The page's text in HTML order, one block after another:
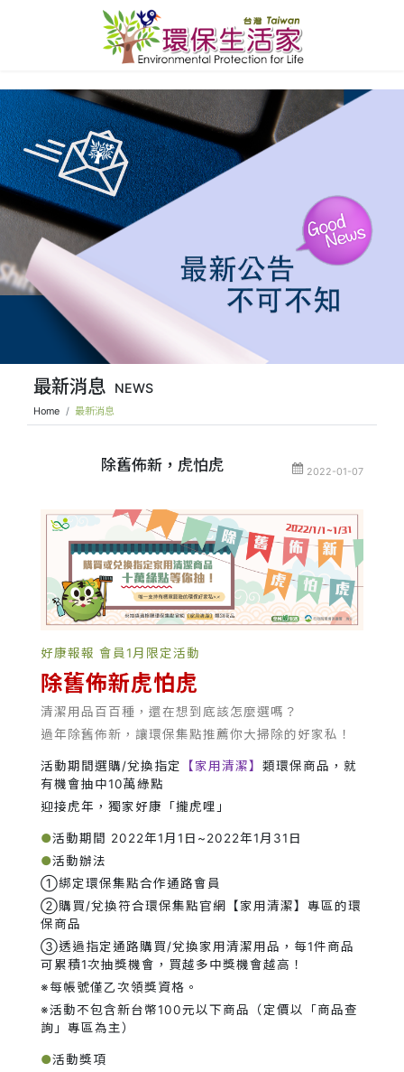
最新消息 NEWS
Home 最新消息
除舊佈新，虎怕虎 2022-01-07
好康報報 會員1月限定活動
除舊佈新虎怕虎
清潔用品百百種，還在想到底該怎麼選嗎？
過年除舊佈新，讓環保集點推薦你大掃除的好家私！
活動期間選購/兌換指定 【家用清潔】 類環保商品，就
有機會抽中10萬綠點
迎接虎年，獨家好康「攏虎哩」
●活動期間 2022年1月1日~2022年1月31日
●活動辦法
①綁定環保集點合作通路會員
②購買/兌換符合環保集點官網【家用清潔】專區的環
保商品
③透過指定通路購買/兌換家用清潔用品，每1件商品
可累積1次抽獎機會，買越多中獎機會越高！
※每帳號僅乙次領獎資格。
※活動不包含新台幣100元以下商品（定價以「商品查
詢」專區為主）
●活動獎項